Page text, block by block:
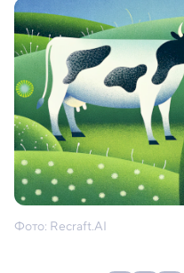
Фото: Recraft.AI